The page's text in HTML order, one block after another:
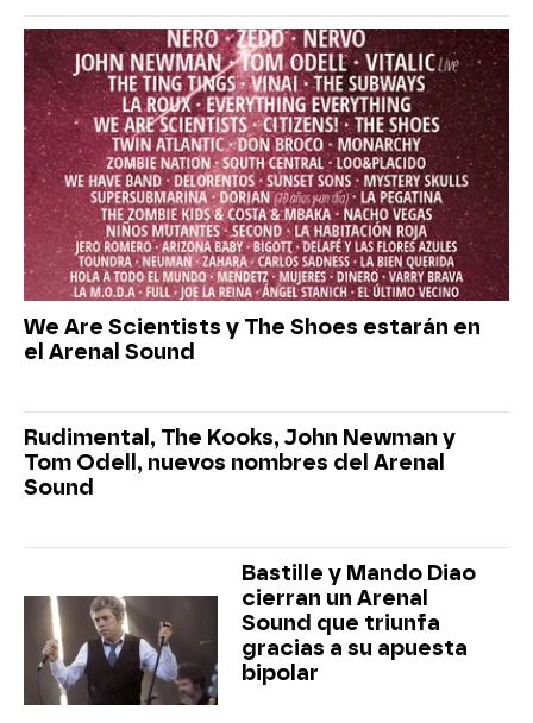
We Are Scientists y The Shoes estarán en
el Arenal Sound
Rudimental, The Kooks, John Newman y
Tom Odell, nuevos nombres del Arenal
Sound
Bastille y Mando Diao
cierran un Arenal
Sound que triunfa
gracias a su apuesta
bipolar